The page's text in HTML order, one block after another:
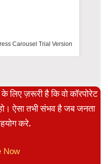
Carousel Trial Version
लिए ज़रूरी है कि वो कॉरपोरेट
ऐसा तभी संभव है जब जनता
करे.
Now